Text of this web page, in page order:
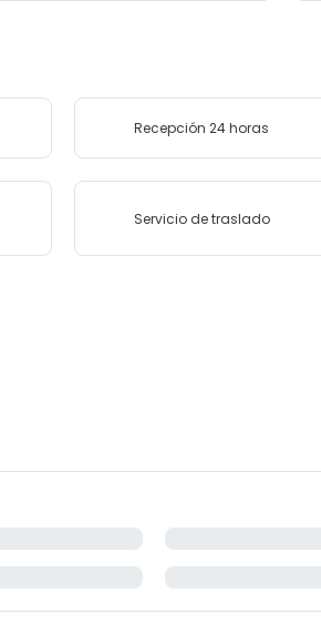
Recepción 24 horas
Servicio de traslado